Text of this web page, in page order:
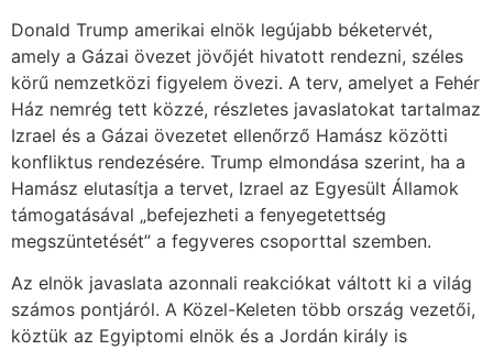
Donald Trump amerikai elnök legújabb béketervét,
amely a Gázai övezet jövőjét hivatott rendezni, széles
körű nemzetközi figyelem övezi. A terv, amelyet a Fehér
Ház nemrég tett közzé, részletes javaslatokat tartalmaz
Izrael és a Gázai övezetet ellenőrző Hamász közötti
konfliktus rendezésére. Trump elmondása szerint, ha a
Hamász elutasítja a tervet, Izrael az Egyesült Államok
támogatásával „befejezheti a fenyegetettség
megszüntetését” a fegyveres csoporttal szemben.
Az elnök javaslata azonnali reakciókat váltott ki a világ
számos pontjáról. A Közel-Keleten több ország vezetői,
köztük az Egyiptomi elnök és a Jordán király is